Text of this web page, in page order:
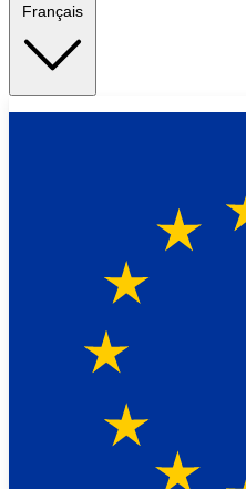
Français